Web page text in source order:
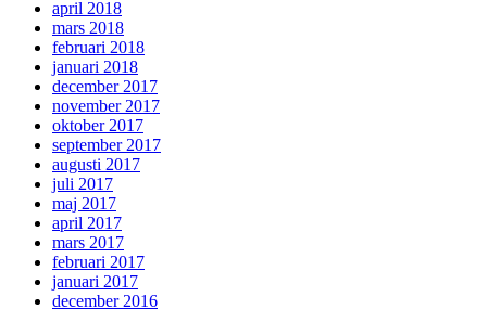
april 2018
mars 2018
februari 2018
januari 2018
december 2017
november 2017
oktober 2017
september 2017
augusti 2017
juli 2017
maj 2017
april 2017
mars 2017
februari 2017
januari 2017
december 2016